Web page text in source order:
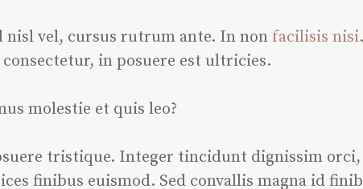
nisl vel, cursus rutrum ante. In non facilisis nisi
in posuere est ultricies.
molestie et quis leo?
tristique. Integer tincidunt dignissim
finibus euismod. Sed convallis magna id